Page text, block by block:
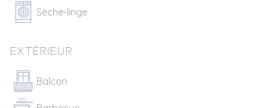
Sèche-linge
Extérieur
Balcon